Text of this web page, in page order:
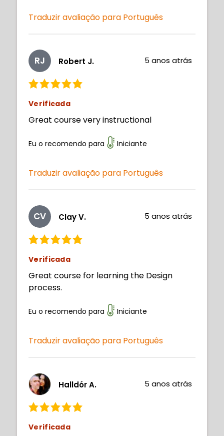
Traduzir avaliação para Português
RJ Robert J. 5 anos atrás
Verificada
Great course very instructional
Eu o recomendo para Iniciante
Traduzir avaliação para Português
CV Clay V. 5 anos atrás
Verificada
Great course for learning the Design
process.
Eu o recomendo para Iniciante
Traduzir avaliação para Português
Halldór A. 5 anos atrás
Verificada